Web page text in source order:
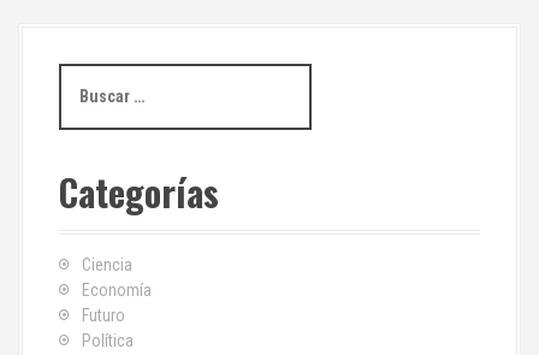
s
a
rCategorías
Ciencia
Economía
Futuro
Política